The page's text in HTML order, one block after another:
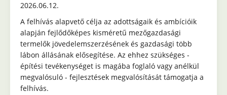
2026.06.12.
A felhívás alapvető célja az adottságaik és ambícióik
alapján fejlődőképes kisméretű mezőgazdasági
termelők jövedelemszerzésének és gazdasági több
lábon állásának elősegítése. Az ehhez szükséges -
építési tevékenységet is magába foglaló vagy anélkül
megvalósuló - fejlesztések megvalósítását támogatja a
felhívás.